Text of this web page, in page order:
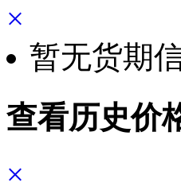
×
暂无货期
查看历史价
×